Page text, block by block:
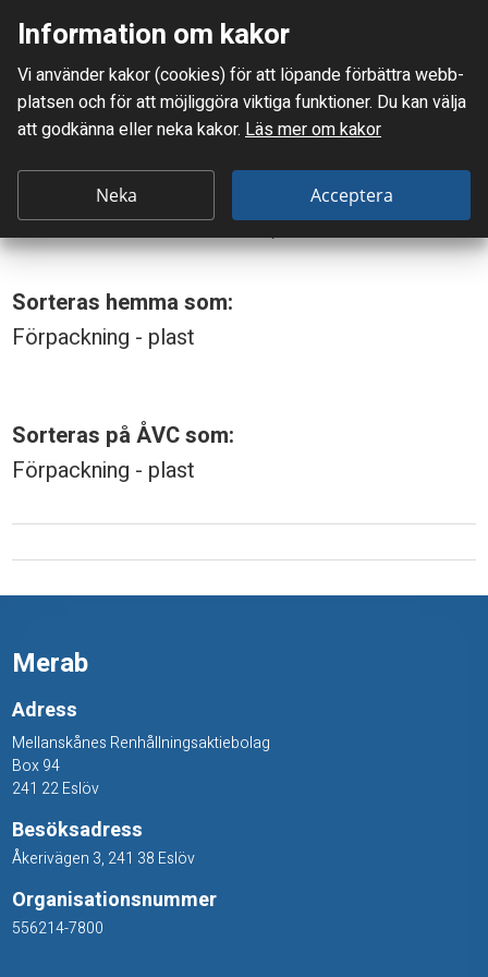
Mellanskånes Renhållnings AB
Du är här: Burk, plast (t ex keso, créme fraiche, risifrutti)
B
r
k
p
a
s
t
x
k
e
s
o
c
Burk, plast (t ex keso, créme
fraiche, risifrutti)
Sorteras hemma som:
Förpackning - plast
Sorteras på ÅVC som:
Förpackning - plast
Merab
Adress
Mellanskånes Renhållningsaktiebolag
Box 94
241 22 Eslöv
Besöksadress
Åkerivägen 3, 241 38 Eslöv
Organisationsnummer
556214-7800
Information om kakor
Vi använder kakor (cookies) för att löpande förbättra webb­
platsen och för att möjlig­göra viktiga funktioner. Du kan välja
att godkänna eller neka kakor. Läs mer om kakor
Neka Acceptera